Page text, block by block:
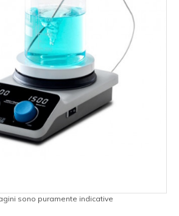
sono puramente indicative